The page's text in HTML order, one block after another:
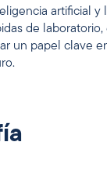
artificial y
de laboratorio,
un papel clave